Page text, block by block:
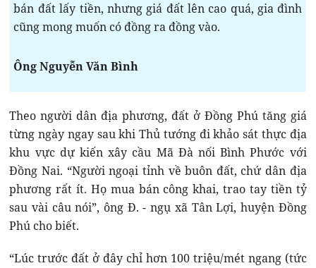
bán đất lấy tiền, nhưng giá đất lên cao quá, gia đình
cũng mong muốn có đồng ra đồng vào.
Ông Nguyễn Văn Bình
Theo người dân địa phương, đất ở Đồng Phú tăng giá
từng ngày ngay sau khi Thủ tướng đi khảo sát thực địa
khu vực dự kiến xây cầu Mã Đà nối Bình Phước với
Đồng Nai. “Người ngoại tỉnh về buôn đất, chứ dân địa
phương rất ít. Họ mua bán công khai, trao tay tiền tỷ
sau vài câu nói”, ông Đ. - ngụ xã Tân Lợi, huyện Đồng
Phú cho biết.
“Lúc trước đất ở đây chỉ hơn 100 triệu/mét ngang (tức